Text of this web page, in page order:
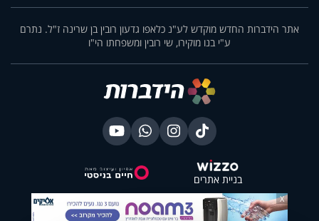
אתר הידברות החדש מוקדש לע"נ כלאפו גדעון רובין בן שרינה ז"ל. נתרם
ע"י בנו מוקירו, שי רובין ומשפחתו הי"ו
בניית אתרים
X